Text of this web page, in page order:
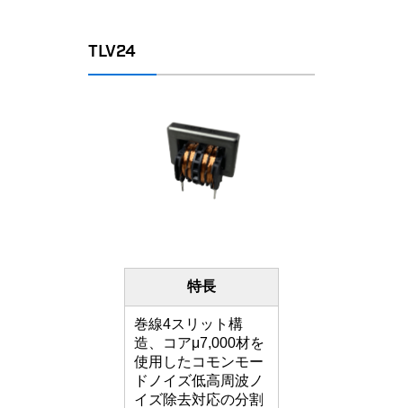
TLV24
特長
巻線4スリット構
造、コアμ7,000材を
使用したコモンモー
ドノイズ低高周波ノ
イズ除去対応の分割